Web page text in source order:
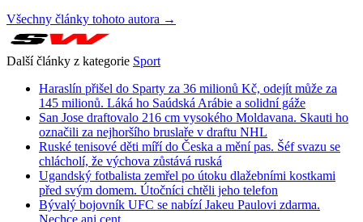
Všechny články tohoto autora →
Další články z kategorie Sport
Haraslín přišel do Sparty za 36 milionů Kč, odejít může za
145 milionů. Láká ho Saúdská Arábie a solidní gáže
San Jose draftovalo 216 cm vysokého Moldavana. Skauti ho
označili za nejhoršího bruslaře v draftu NHL
Ruské tenisové děti míří do Česka a mění pas. Šéf svazu se
chlácholí, že výchova zůstává ruská
Ugandský fotbalista zemřel po útoku dlažebními kostkami
před svým domem. Útočníci chtěli jeho telefon
Bývalý bojovník UFC se nabízí Jakeu Paulovi zdarma.